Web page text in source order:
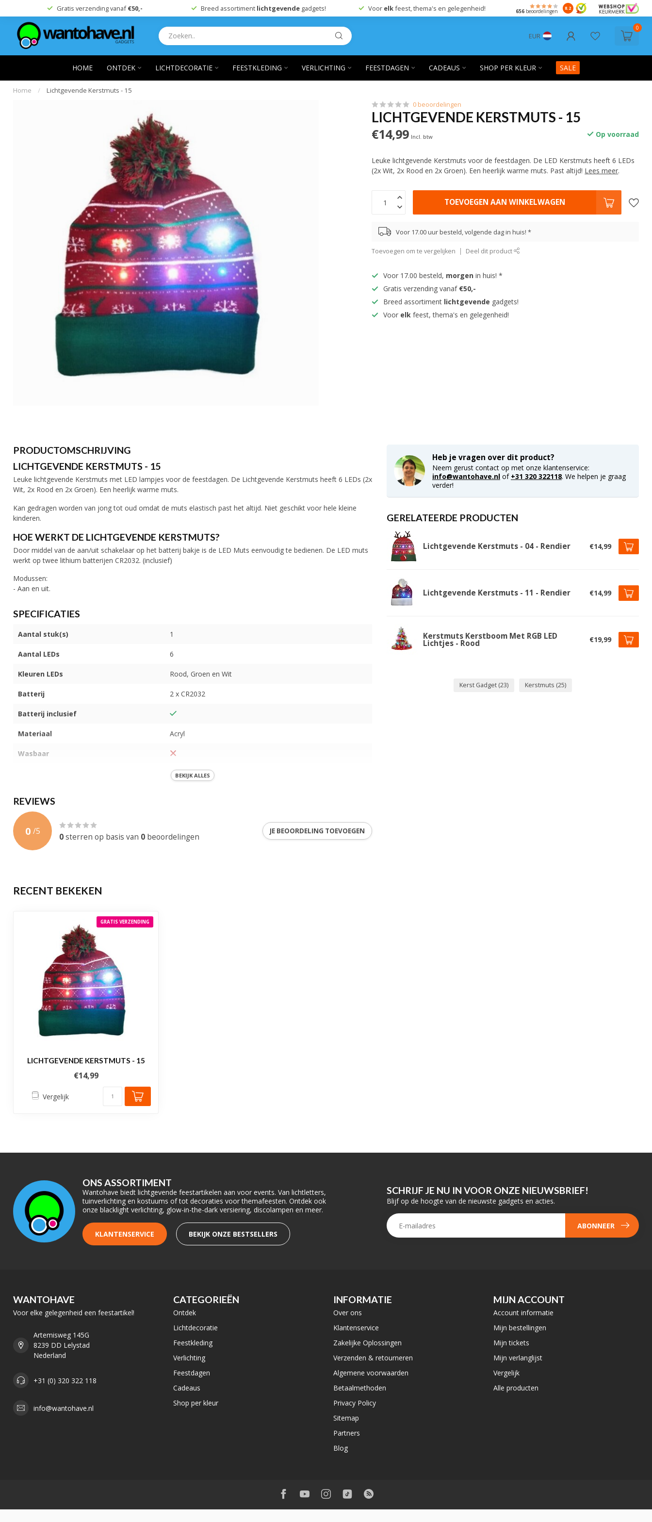
Gratis verzending vanaf€50,- Breed assortiment lichtgevendegadgets! Voor elkfeest, thema's en gelegenheid! 656beoordelingen 8.2
EUR
0
HOME ONTDEK LICHTDECORATIE FEESTKLEDING VERLICHTING FEESTDAGEN CADEAUS SHOP PER KLEUR SALE
Home / Lichtgevende Kerstmuts - 15
0 beoordelingen
LICHTGEVENDE KERSTMUTS - 15
€14,99 Incl. btw Op voorraad
Leuke lichtgevende Kerstmuts voor de feestdagen. De LED Kerstmuts heeft 6 LEDs
(2x Wit, 2x Rood en 2x Groen). Een heerlijk warme muts. Past altijd! Lees meer.
TOEVOEGEN AAN WINKELWAGEN
Voor 17.00 uur besteld, volgende dag in huis! *
Toevoegen om te vergelijken Deel dit product
Voor 17.00 besteld, morgen in huis! *
Gratis verzending vanaf €50,-
Breed assortiment lichtgevende gadgets!
Voor elk feest, thema's en gelegenheid!
PRODUCTOMSCHRIJVING
LICHTGEVENDE KERSTMUTS - 15
Leuke lichtgevende Kerstmuts met LED lampjes voor de feestdagen. De Lichtgevende Kerstmuts heeft 6 LEDs (2x
Wit, 2x Rood en 2x Groen). Een heerlijk warme muts.
Kan gedragen worden van jong tot oud omdat de muts elastisch past het altijd. Niet geschikt voor hele kleine
kinderen.
HOE WERKT DE LICHTGEVENDE KERSTMUTS?
Door middel van de aan/uit schakelaar op het batterij bakje is de LED Muts eenvoudig te bedienen. De LED muts
werkt op twee lithium batterijen CR2032. (inclusief)
Modussen:
- Aan en uit.
SPECIFICATIES
Aantal stuk(s) 1
Aantal LEDs 6
Kleuren LEDs Rood, Groen en Wit
Batterij 2 x CR2032
Batterij inclusief
Materiaal Acryl
Wasbaar
1 Maat
Garantie
Certificering CE, RoHS
BEKIJK ALLES
REVIEWS
0 /5
0sterren op basis van 0 beoordelingen
JE BEOORDELING TOEVOEGEN
Heb je vragen over dit product?
Neem gerust contact op met onze klantenservice:
info@wantohave.nl of +31 320 322118. We helpen je graag
verder!
GERELATEERDE PRODUCTEN
Lichtgevende Kerstmuts - 04 - Rendier €14,99
Lichtgevende Kerstmuts - 11 - Rendier €14,99
Kerstmuts Kerstboom Met RGB LED
Lichtjes - Rood €19,99
Kerst Gadget (23) Kerstmuts (25)
RECENT BEKEKEN
GRATIS VERZENDING
LICHTGEVENDE KERSTMUTS - 15
€14,99
Vergelijk
ONS ASSORTIMENT
Wantohave biedt lichtgevende feestartikelen aan voor events. Van lichtletters,
tuinverlichting en kostuums of tot decoraties voor themafeesten. Ontdek ook
onze blacklight verlichting, glow-in-the-dark versiering, discolampen en meer.
KLANTENSERVICE BEKIJK ONZE BESTSELLERS
SCHRIJF JE NU IN VOOR ONZE NIEUWSBRIEF!
Blijf op de hoogte van de nieuwste gadgets en acties.
ABONNEER
WANTOHAVE
Voor elke gelegenheid een feestartikel!
Artemisweg 145G
8239 DD Lelystad
Nederland
+31 (0) 320 322 118
info@wantohave.nl
CATEGORIEËN
Ontdek
Lichtdecoratie
Feestkleding
Verlichting
Feestdagen
Cadeaus
Shop per kleur
INFORMATIE
Over ons
Klantenservice
Zakelijke Oplossingen
Verzenden & retourneren
Algemene voorwaarden
Betaalmethoden
Privacy Policy
Sitemap
Partners
Blog
MIJN ACCOUNT
Account informatie
Mijn bestellingen
Mijn tickets
Mijn verlanglijst
Vergelijk
Alle producten